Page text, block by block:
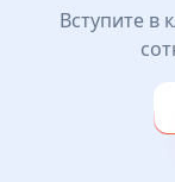
Вступите в